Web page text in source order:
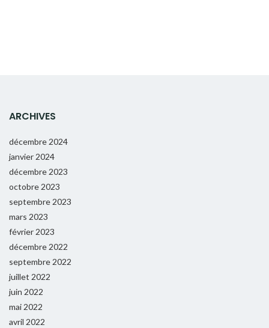
ARCHIVES
décembre 2024
janvier 2024
décembre 2023
octobre 2023
septembre 2023
mars 2023
février 2023
décembre 2022
septembre 2022
juillet 2022
juin 2022
mai 2022
avril 2022